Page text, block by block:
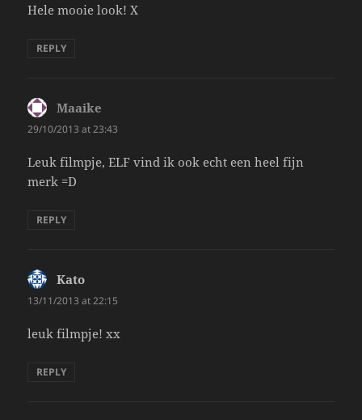
Hele mooie look! X
REPLY
Maaike
29/10/2013 at 23:43
Leuk filmpje, ELF vind ik ook echt een heel fijn
merk =D
REPLY
Kato
13/11/2013 at 22:15
leuk filmpje! xx
REPLY